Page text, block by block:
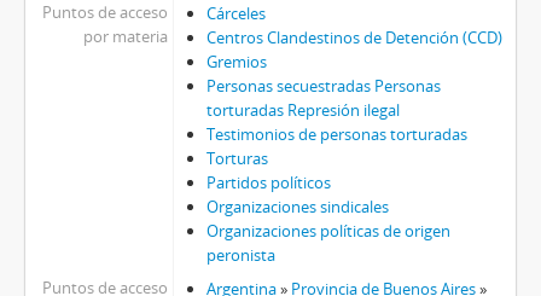
Puntos de acceso
por materia
Cárceles
Centros Clandestinos de Detención (CCD)
Gremios
Personas secuestradas Personas
torturadas Represión ilegal
Testimonios de personas torturadas
Torturas
Partidos políticos
Organizaciones sindicales
Organizaciones políticas de origen
peronista
Puntos de acceso
Argentina» Provincia de Buenos Aires»